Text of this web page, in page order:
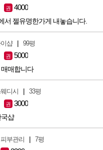
권 4000
서 젤유명한가게 내놓습니다.
샵 | 99평
권 5000
매합니다
디시 | 33평
권 3000
샵
피부관리 | 7평